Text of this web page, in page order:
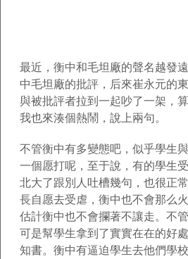
最近，衡中和毛坦廠的聲名越發
中毛坦廠的批評，后來崔永元的
與被批評者拉到一起吵了一架，
我也來湊個熱鬧，說上兩句。
不管衡中有多變態吧，似乎學生
一個愿打呢，至于說，有的學生
北大了跟別人吐槽幾句，也很正
長自愿去受虐，衡中也不會那么
估計衡中也不會攔著不讓走。不
可是幫學生拿到了實實在在的好
知書。衡中有逼迫學生去他們學